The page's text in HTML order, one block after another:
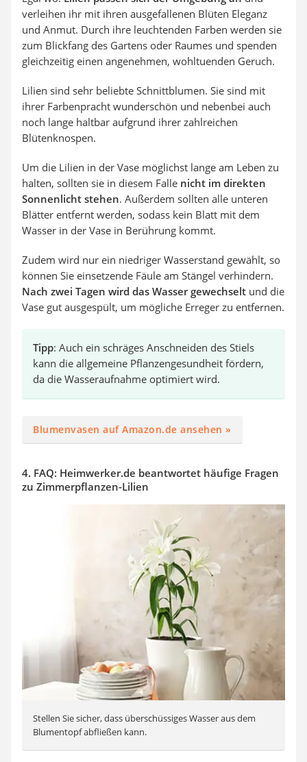
verleihen ihr mit ihren ausgefallenen Blüten Eleganz
und Anmut. Durch ihre leuchtenden Farben werden sie
zum Blickfang des Gartens oder Raumes und spenden
gleichzeitig einen angenehmen, wohltuenden Geruch.
Lilien sind sehr beliebte Schnittblumen. Sie sind mit
ihrer Farbenpracht wunderschön und nebenbei auch
noch lange haltbar aufgrund ihrer zahlreichen
Blütenknospen.
Um die Lilien in der Vase möglichst lange am Leben zu
halten, sollten sie in diesem Falle nicht im direkten
Sonnenlicht stehen. Außerdem sollten alle unteren
Blätter entfernt werden, sodass kein Blatt mit dem
Wasser in der Vase in Berührung kommt.
Zudem wird nur ein niedriger Wasserstand gewählt, so
können Sie einsetzende Fäule am Stängel verhindern.
Nach zwei Tagen wird das Wasser gewechselt und die
Vase gut ausgespült, um mögliche Erreger zu entfernen.
Tipp: Auch ein schräges Anschneiden des Stiels
kann die allgemeine Pflanzengesundheit fördern,
da die Wasseraufnahme optimiert wird.
Blumenvasen auf Amazon.de ansehen »
4. FAQ: Heimwerker.de beantwortet häufige Fragen
zu Zimmerpflanzen-Lilien
Stellen Sie sicher, dass überschüssiges Wasser aus dem
Blumentopf abfließen kann.